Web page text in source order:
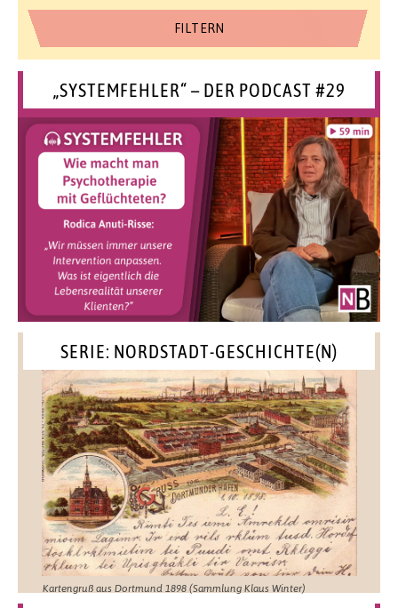
„SYSTEMFEHLER“ – DER PODCAST #29
SERIE: NORDSTADT-GESCHICHTE(N)
Kartengruß aus Dortmund 1898 (Sammlung Klaus Winter)